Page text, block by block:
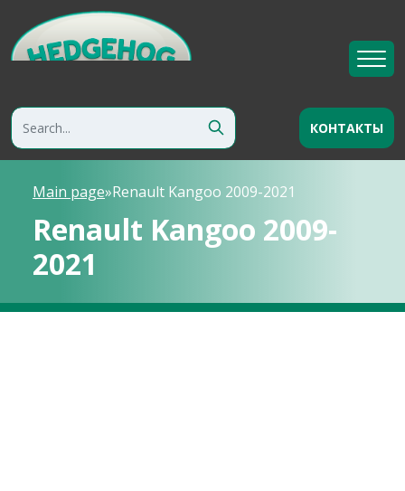
КОНТАКТЫ
Main page»Renault Kangoo 2009-2021
Renault Kangoo 2009-
2021